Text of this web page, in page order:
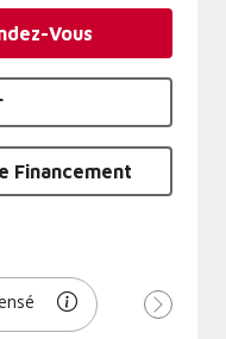
Vous
Financement
Suivant